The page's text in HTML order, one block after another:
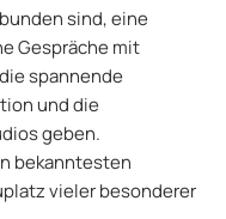
sind, eine
Gespräche mit
spannende
und die
geben.
bekanntesten
vieler besonderer